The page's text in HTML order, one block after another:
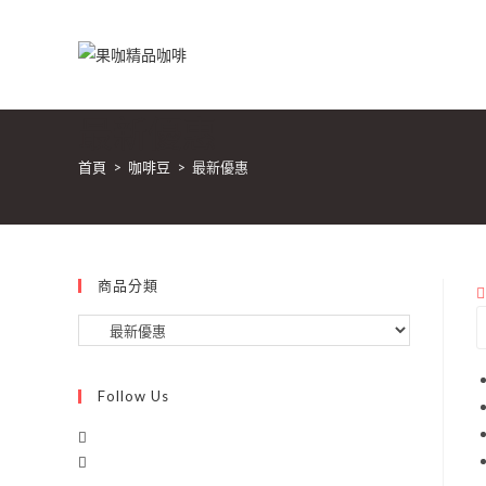
首頁 > 咖啡豆 > 最新優惠
商品分類
Follow Us